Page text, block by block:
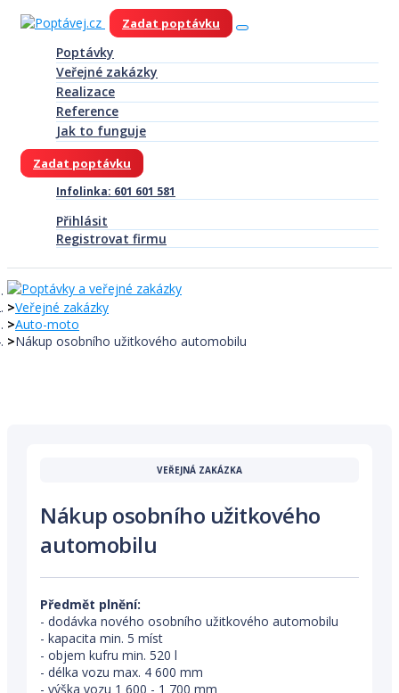
Zadat poptávku
Poptávky
Veřejné zakázky
Realizace
Reference
Jak to funguje
Zadat poptávku
Infolinka: 601 601 581
Přihlásit
Registrovat firmu
Veřejné zakázky
Auto-moto
Nákup osobního užitkového automobilu
VEŘEJNÁ ZAKÁZKA
Nákup osobního užitkového
automobilu
Předmět plnění:
- dodávka nového osobního užitkového automobilu
- kapacita min. 5 míst
- objem kufru min. 520 l
- délka vozu max. 4 600 mm
- výška vozu 1 600 - 1 700 mm